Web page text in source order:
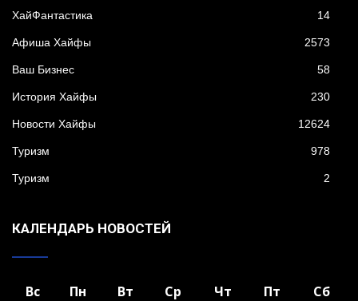
XайФантастика 14
Афиша Хайфы 2573
Ваш Бизнес 58
История Хайфы 230
Новости Хайфы 12624
Туризм 978
Туризм 2
КАЛЕНДАРЬ НОВОСТЕЙ
Вс Пн Вт Ср Чт Пт Сб